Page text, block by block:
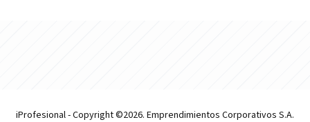
iProfesional - Copyright ©2026. Emprendimientos Corporativos S.A.